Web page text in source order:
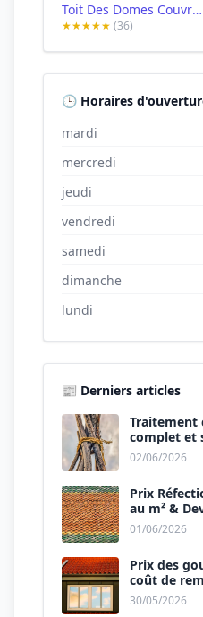
Toit Des Domes Couvreur Zingueur - Clermont-Ferrand
★★★★★ (36)
🕒 Horaires
mardi
mercredi
jeudi
vendredi
samedi
dimanche
lundi
📰 Derniers articles
Traitement
complet et
02/06/2026
Prix
au m² &
01/06/2026
Prix des
coût de
matériaux
30/05/2026